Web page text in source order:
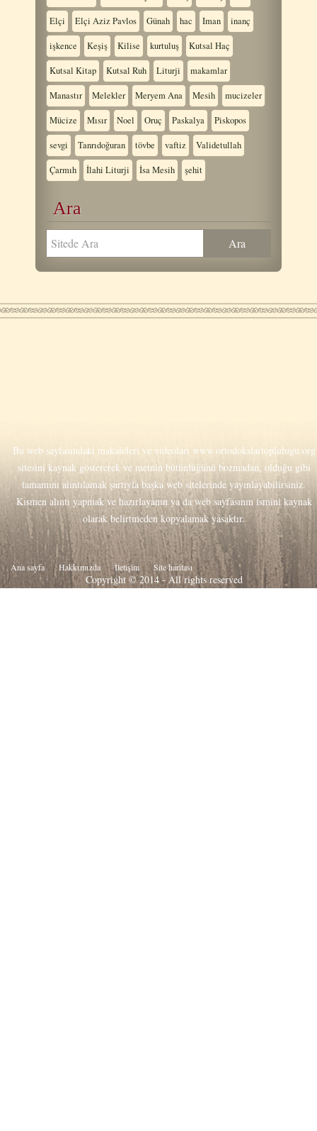
Elçi Elçi Aziz Pavlos Günah hac Iman inanç
işkence Keşiş Kilise kurtuluş Kutsal Haç
Kutsal Kitap Kutsal Ruh Liturji makamlar
Manastır Melekler Meryem Ana Mesih mucizeler
Mücize Mısır Noel Oruç Paskalya Piskopos
sevgi Tanrıdoğuran tövbe vaftiz Validetullah
Çarmıh İlahi Liturji İsa Mesih şehit
Ara
Bu web sayfasındaki makaleleri ve videoları www.ortodokslartoplulugu.org
sitesini kaynak göstererek ve metnin bütünlüğünü bozmadan, olduğu gibi
tamamını alıntılamak şartıyla başka web sitelerinde yayınlayabilirsiniz.
Kısmen alıntı yapmak ve hazırlayanın ya da web sayfasının ismini kaynak
olarak belirtmeden kopyalamak yasaktır.
Ana sayfa Hakkιmιzda İletişim Site haritası
Copyright © 2014 - All rights reserved